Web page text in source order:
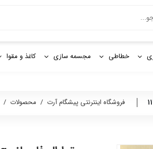
خطاطی مجسمه سازی کاغذ و مقوا
فروشگاه اینترنتی پیشگام آرت / محصولات /